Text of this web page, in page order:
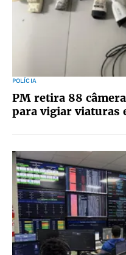
POLÍCIA
PM retira 88
para vigiar viaturas